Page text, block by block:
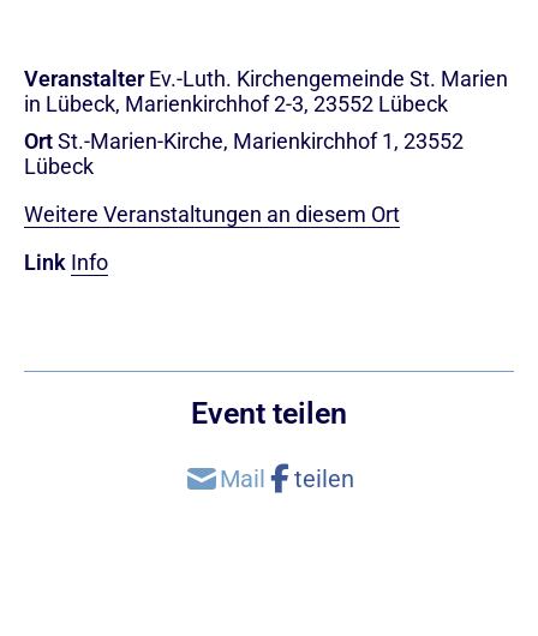
Veranstalter Ev.-Luth. Kirchengemeinde St. Marien
in Lübeck, Marienkirchhof 2-3, 23552 Lübeck
OrtSt.-Marien-Kirche, Marienkirchhof 1, 23552
Lübeck
Weitere Veranstaltungen an diesem Ort
Link Info
Event teilen